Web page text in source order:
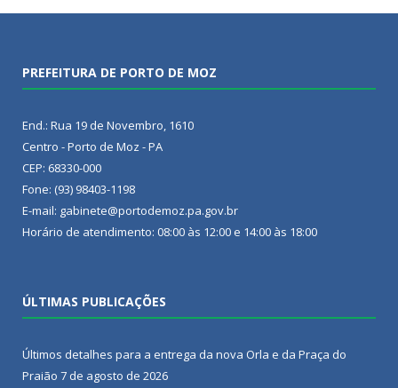
PREFEITURA DE PORTO DE MOZ
End.: Rua 19 de Novembro, 1610
Centro - Porto de Moz - PA
CEP: 68330-000
Fone: (93) 98403-1198
E-mail: gabinete@portodemoz.pa.gov.br
Horário de atendimento: 08:00 às 12:00 e 14:00 às 18:00
ÚLTIMAS PUBLICAÇÕES
Últimos detalhes para a entrega da nova Orla e da Praça do
Praião 7 de agosto de 2026